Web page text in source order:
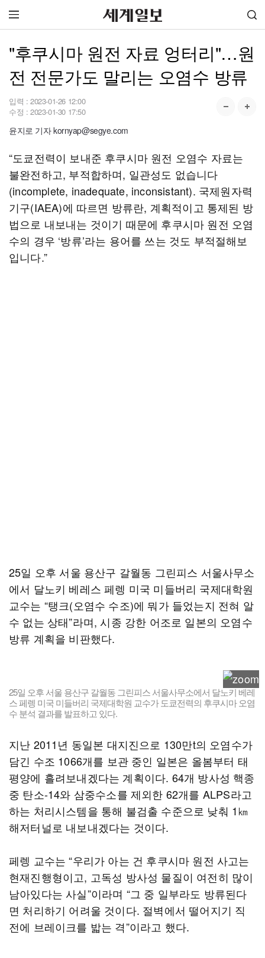
"후쿠시마 원전 자료 엉터리"…원
전 전문가도 말리는 오염수 방류
입력 : 2023-01-26 12:00
수정 : 2023-01-30 17:50
윤지로 기자 kornyap@segye.com
“도쿄전력이 보내준 후쿠시마 원전 오염수 자료는
불완전하고, 부적합하며, 일관성도 없습니다
(incomplete, inadequate, inconsistant). 국제원자력
기구(IAEA)에 따르면 방류란, 계획적이고 통제된 방
법으로 내보내는 것이기 때문에 후쿠시마 원전 오염
수의 경우 ‘방류’라는 용어를 쓰는 것도 부적절해보
입니다.”
25일 오후 서울 용산구 갈월동 그린피스 서울사무소
에서 달노키 베레스 페렝 미국 미들버리 국제대학원
교수는 “탱크(오염수 수조)에 뭐가 들었는지 전혀 알
수 없는 상태”라며, 시종 강한 어조로 일본의 오염수
방류 계획을 비판했다.
25일 오후 서울 용산구 갈월동 그린피스 서울사무소에서 달노키 베레
스 페렝 미국 미들버리 국제대학원 교수가 도쿄전력의 후쿠시마 오염
수 분석 결과를 발표하고 있다.
지난 2011년 동일본 대지진으로 130만t의 오염수가
담긴 수조 1066개를 보관 중인 일본은 올봄부터 태
평양에 흘려보내겠다는 계획이다. 64개 방사성 핵종
중 탄소-14와 삼중수소를 제외한 62개를 ALPS라고
하는 처리시스템을 통해 불검출 수준으로 낮춰 1㎞
해저터널로 내보내겠다는 것이다.
페렝 교수는 “우리가 아는 건 후쿠시마 원전 사고는
현재진행형이고, 고독성 방사성 물질이 여전히 많이
남아있다는 사실”이라며 “그 중 일부라도 방류된다
면 처리하기 어려울 것이다. 절벽에서 떨어지기 직
전에 브레이크를 밟는 격”이라고 했다.